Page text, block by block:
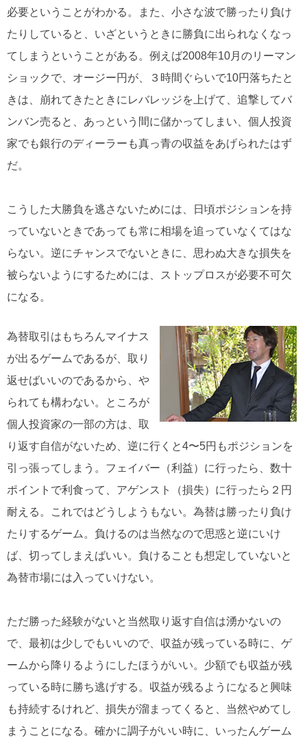
必要ということがわかる。また、小さな波で勝ったり負け
たりしていると、いざというときに勝負に出られなくなっ
てしまうということがある。例えば2008年10月のリーマン
ショックで、オージー円が、３時間ぐらいで10円落ちたと
きは、崩れてきたときにレバレッジを上げて、追撃してバ
ンバン売ると、あっという間に儲かってしまい、個人投資
家でも銀行のディーラーも真っ青の収益をあげられたはず
だ。
こうした大勝負を逃さないためには、日頃ポジションを持
っていないときであっても常に相場を追っていなくてはな
らない。逆にチャンスでないときに、思わぬ大きな損失を
被らないようにするためには、ストップロスが必要不可欠
になる。
為替取引はもちろんマイナス
が出るゲームであるが、取り
返せばいいのであるから、や
られても構わない。ところが
個人投資家の一部の方は、取
り返す自信がないため、逆に行くと4〜5円もポジションを
引っ張ってしまう。フェイバー（利益）に行ったら、数十
ポイントで利食って、アゲンスト（損失）に行ったら２円
耐える。これではどうしようもない。為替は勝ったり負け
たりするゲーム。負けるのは当然なので思惑と逆にいけ
ば、切ってしまえばいい。負けることも想定していないと
為替市場には入っていけない。
ただ勝った経験がないと当然取り返す自信は湧かないの
で、最初は少しでもいいので、収益が残っている時に、ゲ
ームから降りるようにしたほうがいい。少額でも収益が残
っている時に勝ち逃げする。収益が残るようになると興味
も持続するけれど、損失が溜まってくると、当然やめてし
まうことになる。確かに調子がいい時に、いったんゲーム